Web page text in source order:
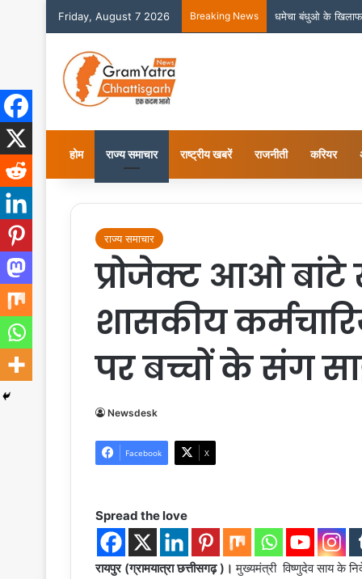
Friday, August 7 2026 Breaking News धमेचा बंधुओ के खिलाफ
होम राज्य समाचार राष्ट्रीय खबरें राजनीती करियर
राज्य समाचार
प्रोजेक्ट आओ
शासकीय
पर बच्चों के संग
Newsdesk
Facebook X
Spread the love
रायपुर (ग्रामयात्रा छत्तीसगढ़ )।मुख्यमंत्री विष्णुदेव साय के